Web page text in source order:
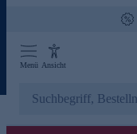
Menü Ansicht